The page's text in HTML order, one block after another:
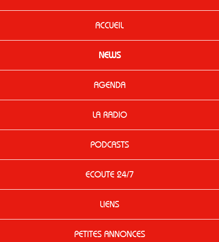
ACCUEIL
NEWS
AGENDA
LA RADIO
PODCASTS
ECOUTE 24/7
LIENS
PETITES ANNONCES